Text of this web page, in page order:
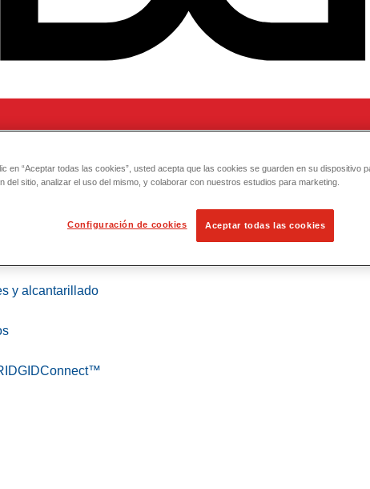
localización
y alcantarillado
en “Aceptar todas las cookies”, usted acepta que las cookies se guarden en su dispositivo
del sitio, analizar el uso del mismo, y colaborar con nuestros estudios para marketing.
Configuración de cookies Aceptar todas las cookies